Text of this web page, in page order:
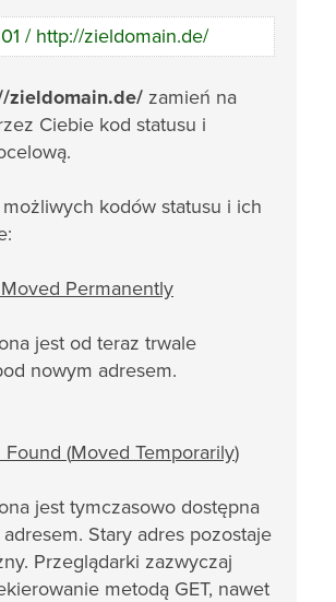
/ http://zieldomain.de/
zieldomain.de/ zamień na
Ciebie kod statusu i
kodów statusu i ich
Moved Permanently
jest od teraz trwale
nowym adresem.
Found (Moved Temporarily)
jest tymczasowo dostępna
Stary adres pozostaje
Przeglądarki zazwyczaj
metodą GET, nawet